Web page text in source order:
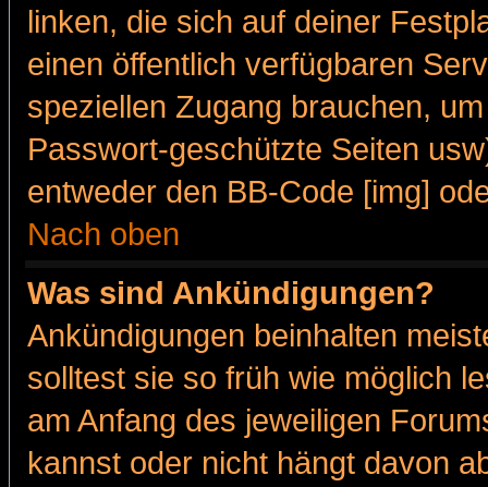
linken, die sich auf deiner
einen öffentlich verfügbaren
speziellen Zugang brauchen,
Passwort-geschützte Seiten
entweder den BB-Code [img]
Nach oben
Was sind Ankündigungen?
Ankündigungen beinhalten
solltest sie so früh wie möglich
am Anfang des jeweiligen
kannst oder nicht hängt davon